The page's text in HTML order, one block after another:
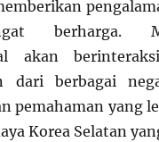
berharga.
akan
dari berbagai
pemahaman yang
Korea Selatan